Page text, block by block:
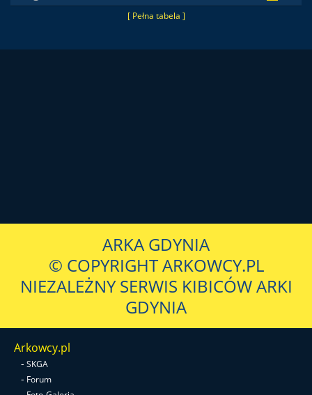
[ Pełna tabela ]
ARKA GDYNIA
© COPYRIGHT ARKOWCY.PL
NIEZALEŻNY SERWIS KIBICÓW ARKI
GDYNIA
Arkowcy.pl
- SKGA
- Forum